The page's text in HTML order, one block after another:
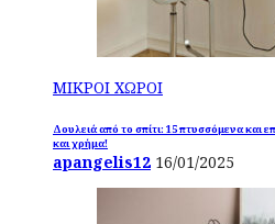
ΜΙΚΡΟΙ ΧΩΡΟΙ
Δουλειά από το σπίτι: 15 πτυσσόμενα και
και χρήμα!
apangelis12 16/01/2025